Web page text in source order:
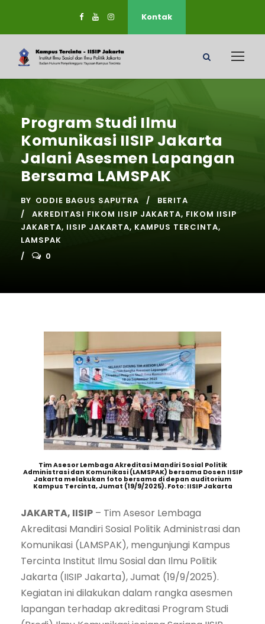
Kontak
Program Studi Ilmu
Komunikasi IISIP Jakarta
Jalani Asesmen Lapangan
Bersama LAMSPAK
BY ODDIE BAGUS SAPUTRA
BERITA
AKREDITASI FIKOM IISIP JAKARTA, FIKOM IISIP
JAKARTA, IISIP JAKARTA, KAMPUS TERCINTA,
LAMSPAK
0
Tim Asesor Lembaga Akreditasi Mandiri Sosial Politik
Administrasi dan Komunikasi (LAMSPAK) bersama Dosen IISIP
Jakarta melakukan foto bersama di depan auditorium
Kampus Tercinta, Jumat (19/9/2025). Foto: IISIP Jakarta
JAKARTA, IISIP – Tim Asesor Lembaga
Akreditasi Mandiri Sosial Politik Administrasi dan
Komunikasi (LAMSPAK), mengunjungi Kampus
Tercinta Institut Ilmu Sosial dan Ilmu Politik
Jakarta (IISIP Jakarta), Jumat (19/9/2025).
Kegiatan ini dilakukan dalam rangka asesmen
lapangan terhadap akreditasi Program Studi